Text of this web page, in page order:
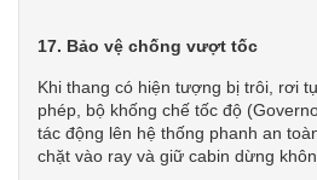
17. Bảo vệ chống vượt tốc
Khi thang có hiện tượng bị trôi, rơi
phép, bộ khống chế tốc độ
tác động lên hệ thống phanh an
chặt vào ray và giữ cabin dừng